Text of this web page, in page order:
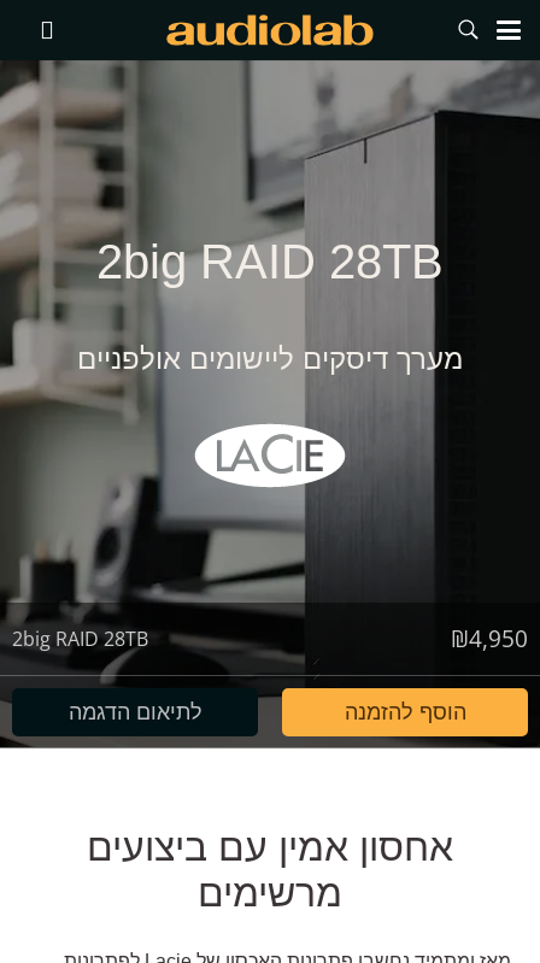
2big RAID 28TB
מערך דיסקים ליישומים אולפניים
₪4,950
2big RAID 28TB
הוסף להזמנה לתיאום הדגמה
אחסון אמין עם ביצועים
מרשימים